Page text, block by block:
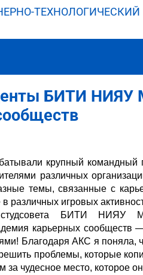
ТЕХНОЛОГИЧЕСКИЙ
БИТИ
крупный командный
различных
темы, связанные с
различных игровых
студсовета БИТИ НИЯУ
карьерных сообществ
Благодаря АКС я поняла,
проблемы, которые
за чудесное место, которое